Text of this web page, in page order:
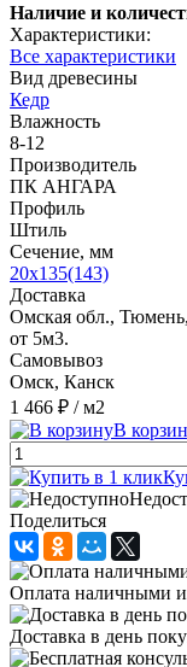
Наличие и
Характеристики:
Все характеристики
Вид древесины
Кедр
Влажность
8-12
Производитель
ПК АНГАРА
Профиль
Штиль
Сечение, мм
20x135(143)
Доставка
Омская обл.,
от 5м3.
Самовывоз
Омск, Канск
1 466 ₽ / м2
В
Поделиться
Оплата наличными
Доставка в день